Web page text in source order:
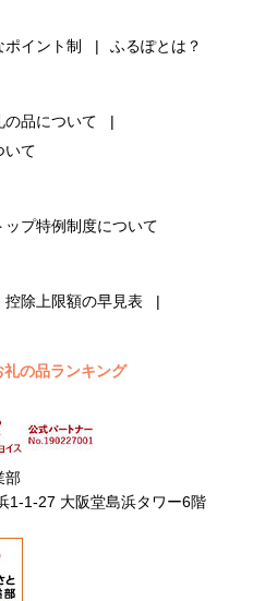
ポイント制 ふるぽとは？
の品について
いて
ップ特例制度について
控除上限額の早見表
の品ランキング
部
1-27 大阪堂島浜タワー6階